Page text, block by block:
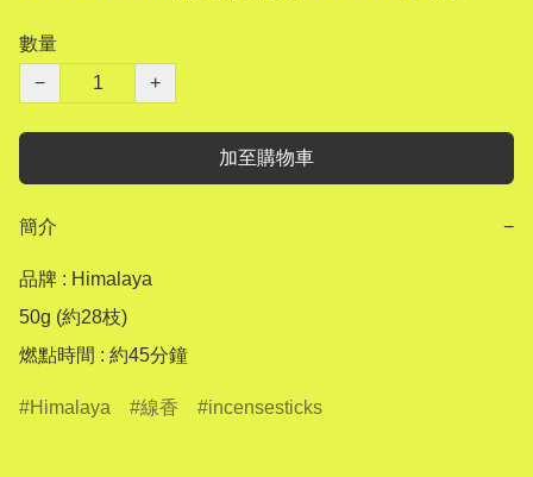
數量
−
+
加至購物車
簡介 −
品牌 : Himalaya
50g (約28枝)
燃點時間 : 約45分鐘
Himalaya 線香 incensesticks